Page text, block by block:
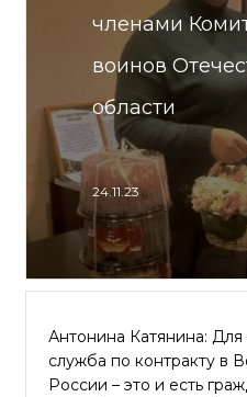
членами
воинов
области
24.11.23
Антонина Катянина:
служба по контракту в
России – это и есть